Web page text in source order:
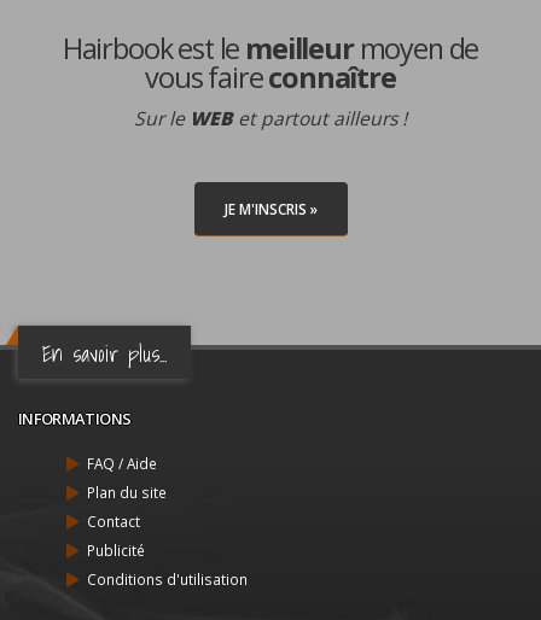
Hairbook est le meilleurmoyen de
vous faireconnaître
Sur le WEBet partout ailleurs !
JE M'INSCRIS »
En savoir plus...
INFORMATIONS
FAQ / Aide
Plan du site
Contact
Publicité
Conditions d'utilisation